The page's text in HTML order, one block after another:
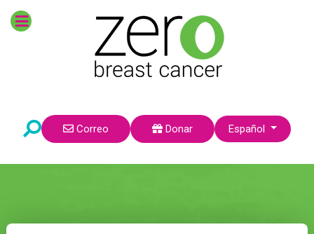
Correo Donar Seleccione su idioma
Español